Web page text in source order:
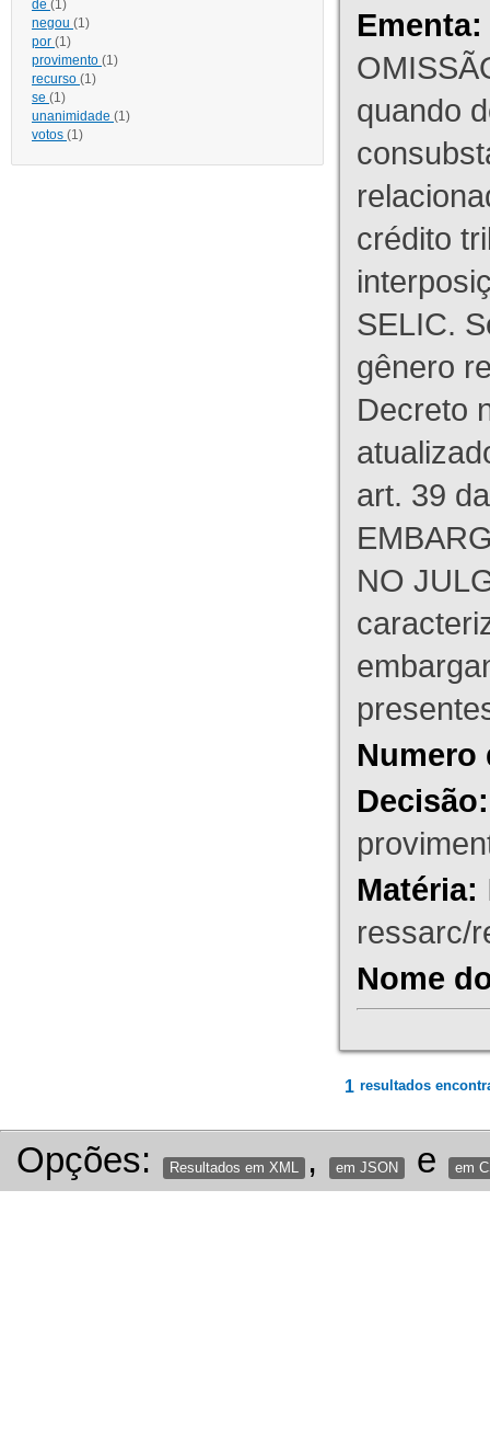
de (1)
negou (1)
por (1)
provimento (1)
recurso (1)
se (1)
unanimidade (1)
votos (1)
Ementa:
quando
crédito
SELIC.
gênero
Decreto
art. 39
NO
Numero
Decisão:
Matéria:
ressarc/
Nome
1 resultados
Opções: Resultados em XML , em JSON e em